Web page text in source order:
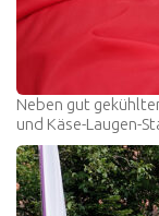
Neben gut
und Käse-Laugen-